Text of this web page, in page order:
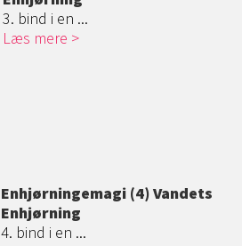
3. bind i en ...
Læs mere
Enhjørningemagi (4) Vandets
Enhjørning
4. bind i en ...